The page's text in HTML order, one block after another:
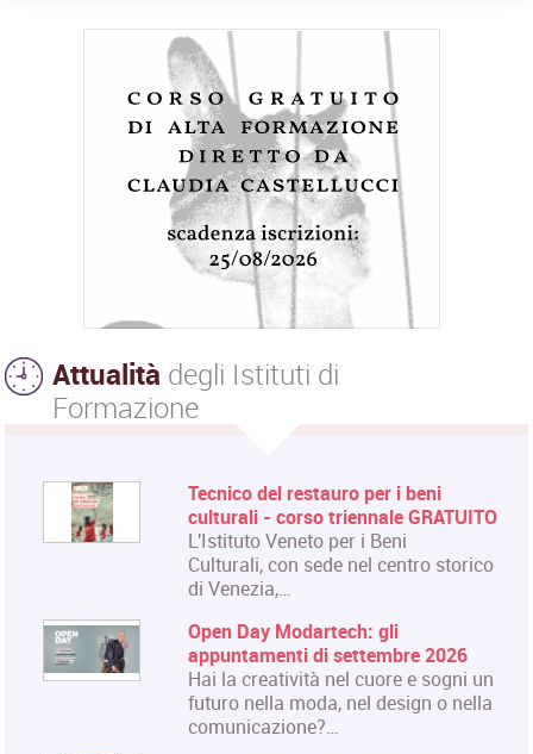
Attualità degli Istituti di
Formazione
Tecnico del restauro per i beni
culturali - corso triennale GRATUITO
L'Istituto Veneto per i Beni
Culturali, con sede nel centro storico
di Venezia,…
Open Day Modartech: gli
appuntamenti di settembre 2026
Hai la creatività nel cuore e sogni un
futuro nella moda, nel design o nella
comunicazione?…